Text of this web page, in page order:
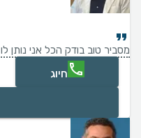
מסביר טוב בודק הכל אני נותן לו 10 מיתוך 10
חיוג